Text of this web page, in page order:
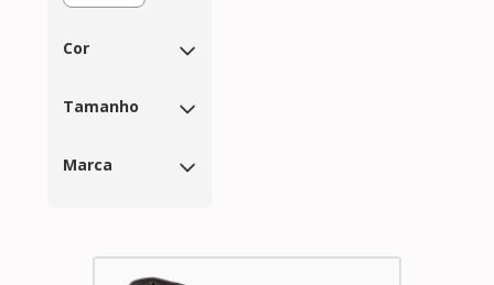
Cor
Tamanho
Marca